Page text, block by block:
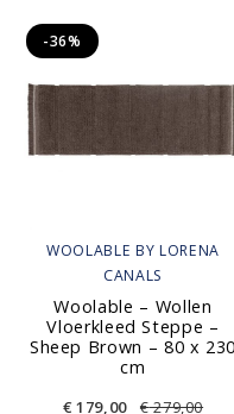
WOOLABLE BY LORENA
CANALS
Woolable – Wollen
Vloerkleed Steppe –
Sheep Brown – 80 x 230
cm
€ 179,00 €279,00
-36%